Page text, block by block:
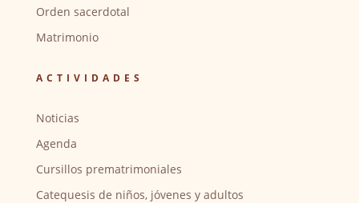
Orden sacerdotal
Matrimonio
ACTIVIDADES
Noticias
Agenda
Cursillos prematrimoniales
Catequesis de niños, jóvenes y adultos